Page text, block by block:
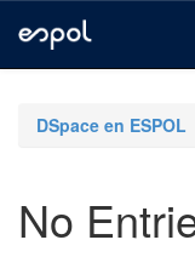
navigationDSpace en ESPOL
No